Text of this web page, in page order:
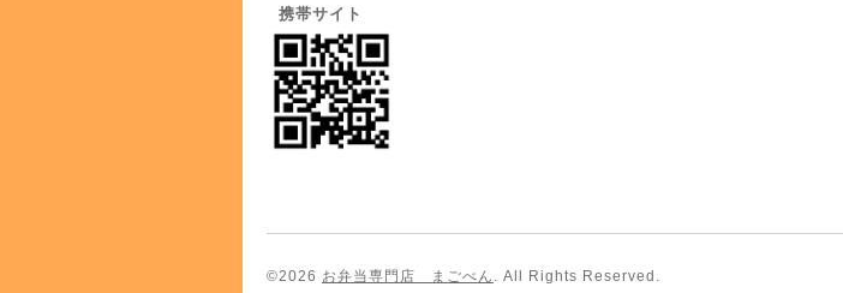
携帯サイト
©2026 お弁当専門店 まごべん . All Rights Reserved.